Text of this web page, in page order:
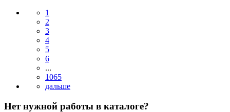
1
2
3
4
5
6
...
1065
Нет нужной работы в каталоге?